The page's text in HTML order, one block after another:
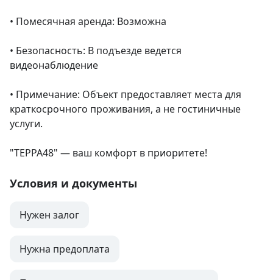
• Помесячная аренда: Возможна
• Безопасность: В подъезде ведется
видеонаблюдение
• Примечание: Объект предоставляет места для
краткосрочного проживания, а не гостиничные
услуги.
"ТЕРРА48" — ваш комфорт в приоритете!
Условия и документы
Нужен залог
Нужна предоплата